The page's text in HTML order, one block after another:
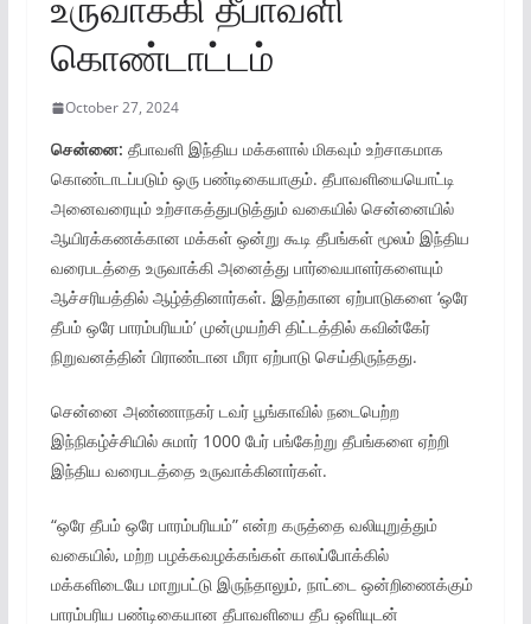
கொண்டாட்டம்
October 27, 2024
சென்னை: தீபாவளி இந்திய மக்களால் மிகவும் உற்சாகமாக
கொண்டாடப்படும் ஒரு பண்டிகையாகும். தீபாவளியையொட்டி
அனைவரையும் உற்சாகத்துபடுத்தும் வகையில் சென்னையில்
ஆயிரக்கணக்கான மக்கள் ஒன்று கூடி தீபங்கள் மூலம் இந்திய
வரைபடத்தை உருவாக்கி அனைத்து பார்வையாளர்களையும்
ஆச்சரியத்தில் ஆழ்த்தினார்கள். இதற்கான ஏற்பாடுகளை ‘ஒரே
தீபம் ஒரே பாரம்பரியம்’ முன்முயற்சி திட்டத்தில் கவின்கேர்
நிறுவனத்தின் பிராண்டான மீரா ஏற்பாடு செய்திருந்தது.
சென்னை அண்ணாநகர் டவர் பூங்காவில் நடைபெற்ற
இந்நிகழ்ச்சியில் சுமார் 1000 பேர் பங்கேற்று தீபங்களை ஏற்றி
இந்திய வரைபடத்தை உருவாக்கினார்கள்.
“ஒரே தீபம் ஒரே பாரம்பரியம்” என்ற கருத்தை வலியுறுத்தும்
வகையில், மற்ற பழக்கவழக்கங்கள் காலப்போக்கில்
மக்களிடையே மாறுபட்டு இருந்தாலும், நாட்டை ஒன்றிணைக்கும்
பாரம்பரிய பண்டிகையான தீபாவளியை தீப ஒளியுடன்